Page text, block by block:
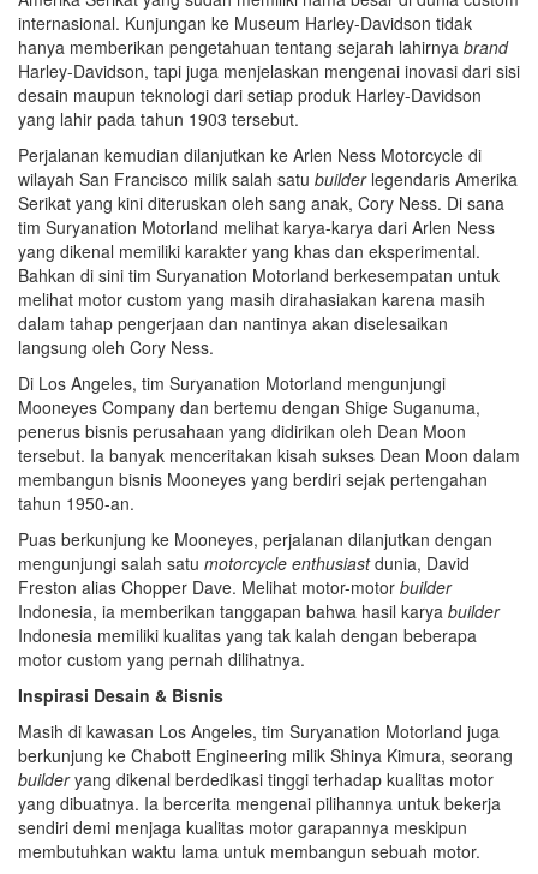
internasional. Kunjungan ke Museum Harley-Davidson tidak
hanya memberikan pengetahuan tentang sejarah lahirnya brand
Harley-Davidson, tapi juga menjelaskan mengenai inovasi dari sisi
desain maupun teknologi dari setiap produk Harley-Davidson
yang lahir pada tahun 1903 tersebut.
Perjalanan kemudian dilanjutkan ke Arlen Ness Motorcycle di
wilayah San Francisco milik salah satu builderlegendaris Amerika
Serikat yang kini diteruskan oleh sang anak, Cory Ness. Di sana
tim Suryanation Motorland melihat karya-karya dari Arlen Ness
yang dikenal memiliki karakter yang khas dan eksperimental.
Bahkan di sini tim Suryanation Motorland berkesempatan untuk
melihat motor custom yang masih dirahasiakan karena masih
dalam tahap pengerjaan dan nantinya akan diselesaikan
langsung oleh Cory Ness.
Di Los Angeles, tim Suryanation Motorland mengunjungi
Mooneyes Company dan bertemu dengan Shige Suganuma,
penerus bisnis perusahaan yang didirikan oleh Dean Moon
tersebut. Ia banyak menceritakan kisah sukses Dean Moon dalam
membangun bisnis Mooneyes yang berdiri sejak pertengahan
tahun 1950-an.
Puas berkunjung ke Mooneyes, perjalanan dilanjutkan dengan
mengunjungi salah satu motorcycle enthusiastdunia, David
Freston alias Chopper Dave. Melihat motor-motor builder
Indonesia, ia memberikan tanggapan bahwa hasil karya builder
Indonesia memiliki kualitas yang tak kalah dengan beberapa
motor custom yang pernah dilihatnya.
Inspirasi Desain & Bisnis
Masih di kawasan Los Angeles, tim Suryanation Motorland juga
berkunjung ke Chabott Engineering milik Shinya Kimura, seorang
builderyang dikenal berdedikasi tinggi terhadap kualitas motor
yang dibuatnya. Ia bercerita mengenai pilihannya untuk bekerja
sendiri demi menjaga kualitas motor garapannya meskipun
membutuhkan waktu lama untuk membangun sebuah motor.